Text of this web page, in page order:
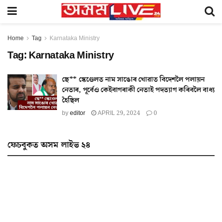
Home Tag Karnataka Ministry
Tag: Karnataka Ministry
ছে** স্কেণ্ডেলত নাম সাঙোৰ খোৱাত বিদেশলৈ পলায়ন
নেতাৰ, পূৰ্বেও কেইবাগৰাকী নেতাই পদত্যাগ কৰিবলৈ বাধ্য
হৈছিল
byeditor APRIL 29, 2024 0
ফেচবুকত অসম লাইভ ২৪